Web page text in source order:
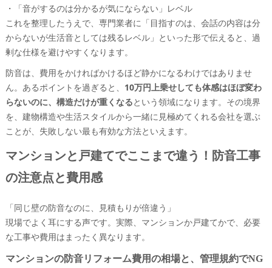
・「音がするのは分かるが気にならない」レベル
これを整理したうえで、専門業者に「目指すのは、会話の内容は分
からないが生活音としては残るレベル」といった形で伝えると、過
剰な仕様を避けやすくなります。
防音は、費用をかければかけるほど静かになるわけではありませ
ん。あるポイントを過ぎると、 10万円上乗せしても体感はほぼ変わ
らないのに、構造だけが重くなるという領域になります。その境界
を、建物構造や生活スタイルから一緒に見極めてくれる会社を選ぶ
ことが、失敗しない最も有効な方法といえます。
マンションと戸建てでここまで違う！防音工事
の注意点と費用感
「同じ壁の防音なのに、見積もりが倍違う」
現場でよく耳にする声です。実際、マンションか戸建てかで、必要
な工事や費用はまったく異なります。
マンションの防音リフォーム費用の相場と、管理規約でNG